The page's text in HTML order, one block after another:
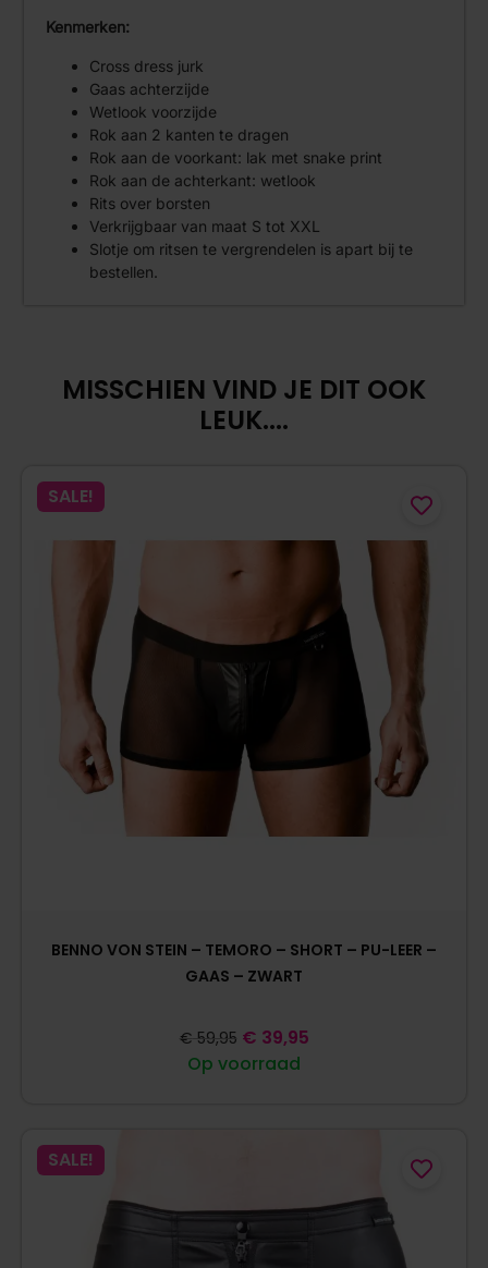
Kenmerken:
Cross dress jurk
Gaas achterzijde
Wetlook voorzijde
Rok aan 2 kanten te dragen
Rok aan de voorkant: lak met snake print
Rok aan de achterkant: wetlook
Rits over borsten
Verkrijgbaar van maat S tot XXL
Slotje om ritsen te vergrendelen is apart bij te
bestellen.
MISSCHIEN VIND JE DIT OOK
LEUK....
SALE!
BENNO VON STEIN – TEMORO – SHORT – PU-LEER –
GAAS – ZWART
Op voorraad
€ 59,95 € 39,95
SALE!